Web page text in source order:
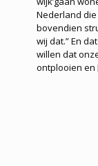
Nederland
bovendien
wij dat.” En
willen dat
ontplooien en